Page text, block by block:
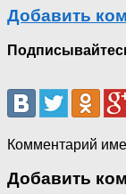
Добавить
Комментарий
Добавить